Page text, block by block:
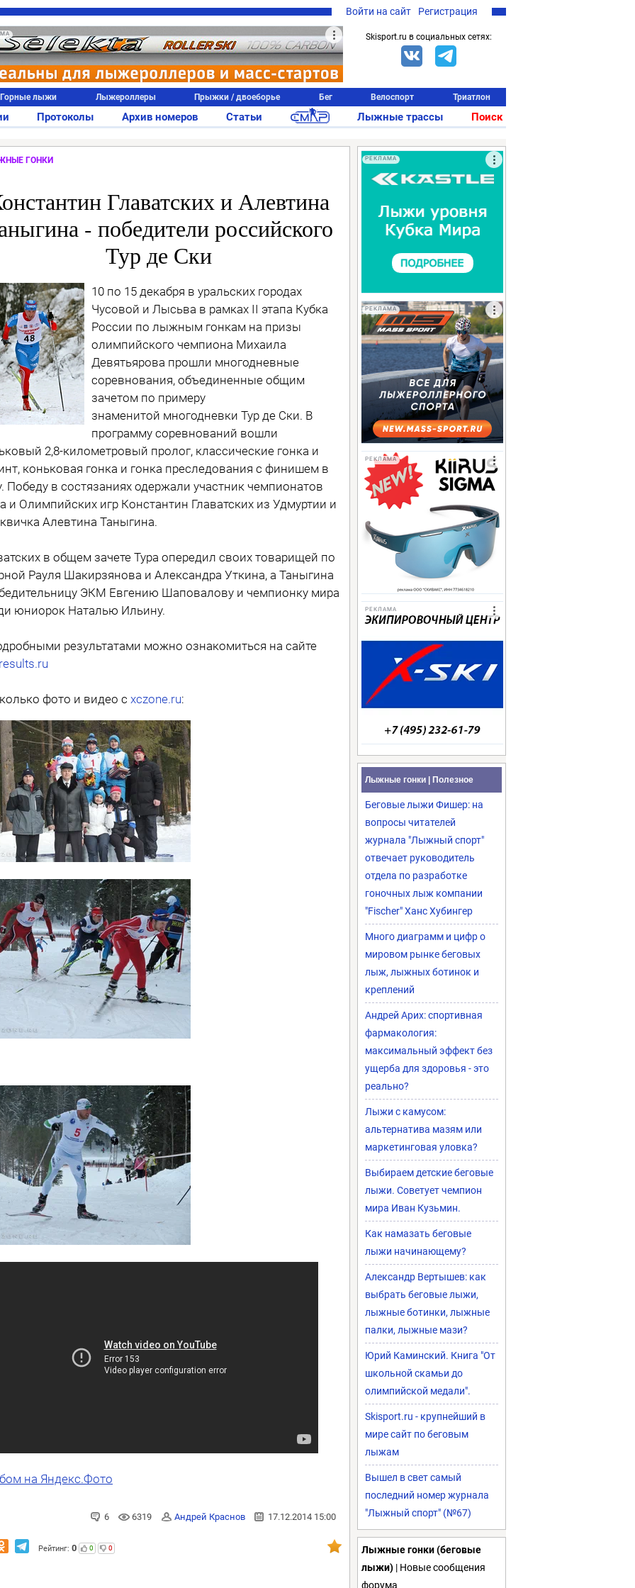
Войти на сайт Регистрация
Skisport.ru в социальных сетях:
Горные лыжи Лыжероллеры Прыжки / двоеборье Бег Велоспорт Триатлон
Протоколы Архив номеров Статьи Лыжные трассы Поиск
ГОНКИ
Главатских и Алевтина
- победители российского
Тур де Ски
10 по 15 декабря в уральских городах
Чусовой и Лысьва в рамках II этапа Кубка
России по лыжным гонкам на призы
олимпийского чемпиона Михаила
Девятьярова прошли многодневные
соревнования, объединенные общим
зачетом по примеру
знаменитой многодневки Тур де Ски. В
программу соревнований вошли
2,8-километровый пролог, классические гонка и
коньковая гонка и гонка преследования с финишем в
Победу в состязаниях одержали участник чемпионатов
и Олимпийских игр Константин Главатских из Удмуртии и
Алевтина Таныгина.
в общем зачете Тура опередил своих товарищей по
Рауля Шакирзянова и Александра Уткина, а Таныгина
ЭКМ Евгению Шаповалову и чемпионку мира
юниорок Наталью Ильину.
результатами можно ознакомиться на сайте
фото и видео с xczone.ru:
на Яндекс.Фото
6 6319 Андрей Краснов 17.12.2014 15:00
Рейтинг: 0 0 0
РЕКЛАМА
РЕКЛАМА
РЕКЛАМА
РЕКЛАМА
Лыжные гонки | Полезное
Беговые лыжи Фишер: на
вопросы читателей
журнала "Лыжный спорт"
отвечает руководитель
отдела по разработке
гоночных лыж компании
"Fischer" Ханс Хубингер
Много диаграмм и цифр о
мировом рынке беговых
лыж, лыжных ботинок и
креплений
Андрей Арих: спортивная
фармакология:
максимальный эффект без
ущерба для здоровья - это
реально?
Лыжи с камусом:
альтернатива мазям или
маркетинговая уловка?
Выбираем детские беговые
лыжи. Советует чемпион
мира Иван Кузьмин.
Как намазать беговые
лыжи начинающему?
Александр Вертышев: как
выбрать беговые лыжи,
лыжные ботинки, лыжные
палки, лыжные мази?
Юрий Каминский. Книга "От
школьной скамьи до
олимпийской медали".
Skisport.ru - крупнейший в
мире сайт по беговым
лыжам
Вышел в свет самый
последний номер журнала
"Лыжный спорт" (№67)
Лыжные гонки (беговые
лыжи) | Новые сообщения
форума